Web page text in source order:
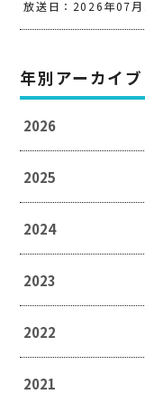
放送日：2026年07
年別アーカイブ
2026
2025
2024
2023
2022
2021